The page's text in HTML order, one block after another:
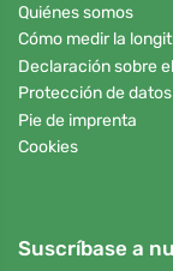
Quiénes somos
Cómo medir la
Declaración sobre
Protección de
Pie de imprenta
Cookies
Suscríbase a